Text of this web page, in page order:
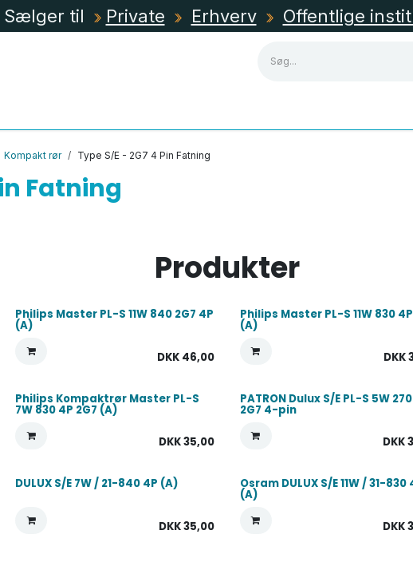
Sælger til Private Erhverv Offentlige
Kompakt rør Type S/E - 2G7 4 Pin Fatning
Fatning
Produkter
Philips Master PL-S 11W 840 2G7 4P
(A)
DKK 46,00
Philips Master PL-S 11W 830
(A)
DKK
Philips Kompaktrør Master PL-S
7W 830 4P 2G7 (A)
DKK35,00
PATRON Dulux S/E PL-S 5W
2G7 4-pin
DKK
DULUX S/E 7W / 21-840 4P (A)
DKK35,00
Osram DULUX S/E 11W / 31-830
(A)
DKK